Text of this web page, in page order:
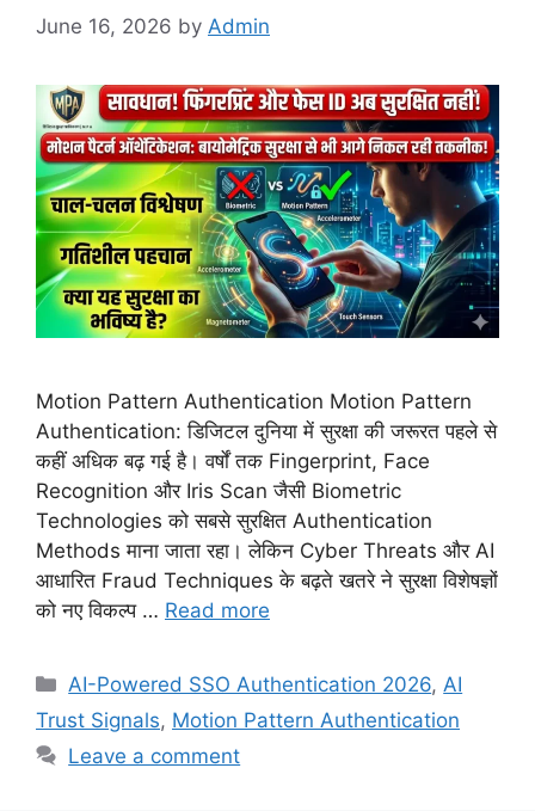
June 16, 2026 by Admin
Motion Pattern Authentication Motion Pattern
Authentication: डिजिटल दुनिया में सुरक्षा की जरूरत पहले से
कहीं अधिक बढ़ गई है। वर्षों तक Fingerprint, Face
Recognition और Iris Scan जैसी Biometric
Technologies को सबसे सुरक्षित Authentication
Methods माना जाता रहा। लेकिन Cyber Threats और AI
आधारित Fraud Techniques के बढ़ते खतरे ने सुरक्षा विशेषज्ञों
को नए विकल्प … Read more
Categories
AI-Powered SSO Authentication 2026, AI
Trust Signals, Motion Pattern Authentication
Leave a comment